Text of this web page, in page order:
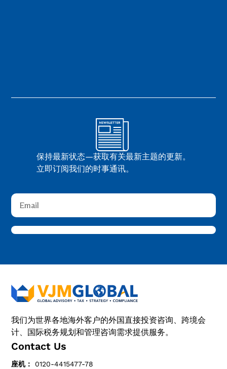
保持最新状态—获取有关最新主题的更新。
立即订阅我们的时事通讯。
我们为世界各地海外客户的外国直接投资咨询、跨境会
计、国际税务规划和管理咨询需求提供服务。
Contact Us
座机：
0120-4415477-78